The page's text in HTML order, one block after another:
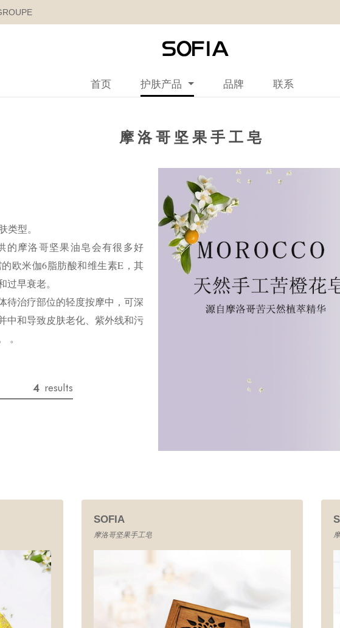
首页 护肤产品 品牌 联系
摩洛哥坚果手工皂
类型。
的摩洛哥坚果油皂会有很多好
欧米伽6脂肪酸和维生素E，其
早衰老。
待治疗部位的轻度按摩中，可深
中和导致皮肤老化、紫外线和污
。
4 results
SOFIA
摩洛哥坚果手工皂